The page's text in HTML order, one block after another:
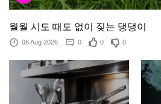
월월 시도 때도 없이 짖는 댕댕이
06 Aug 2026 0 0 0